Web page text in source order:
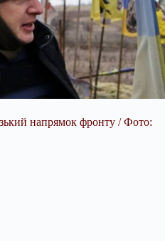
напрямок фронту / Фото: